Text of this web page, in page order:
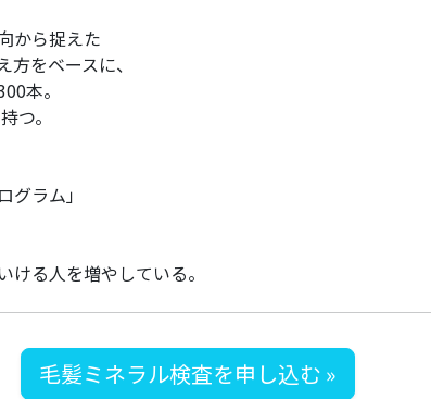
から捉えた
をベースに、
本。
つ。
グラム」
ける人を増やしている。
毛髪ミネラル検査を申し込む »